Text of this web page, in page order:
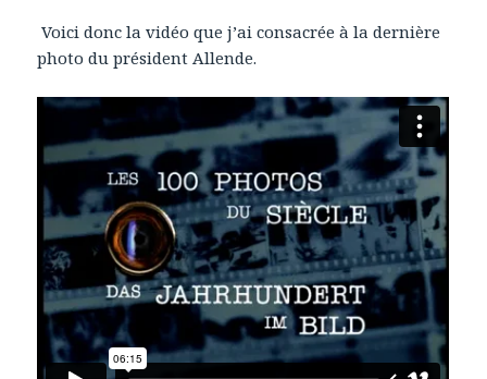
Voici donc la vidéo que j’ai consacrée à la dernière
photo du président Allende.